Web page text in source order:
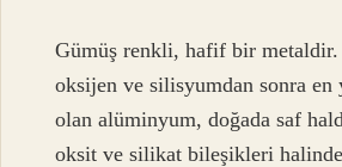
Gümüş renkli, hafif bir metaldir.
oksijen ve silisyumdan sonra en
olan alüminyum, doğada saf
oksit ve silikat bileşikleri